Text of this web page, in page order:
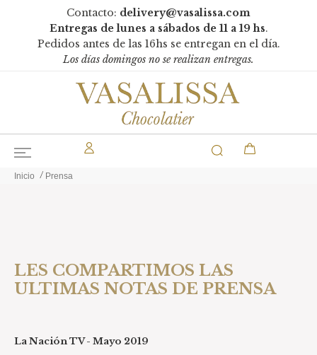
Contacto: delivery@vasalissa.com
Entregas de lunes a sábados de 11 a 19 hs.
Pedidos antes de las 16hs se entregan en el día.
Los días domingos no se realizan entregas.
Inicio Prensa
LES COMPARTIMOS LAS
ULTIMAS NOTAS DE PRENSA
La Nación TV - Mayo 2019